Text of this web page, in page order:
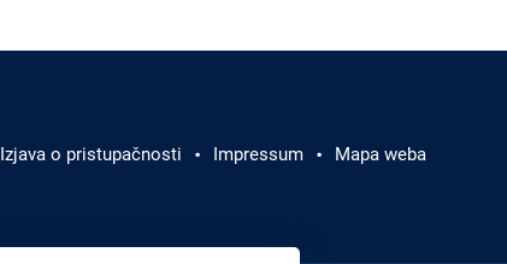
Izjava o pristupačnosti Impressum Mapa weba